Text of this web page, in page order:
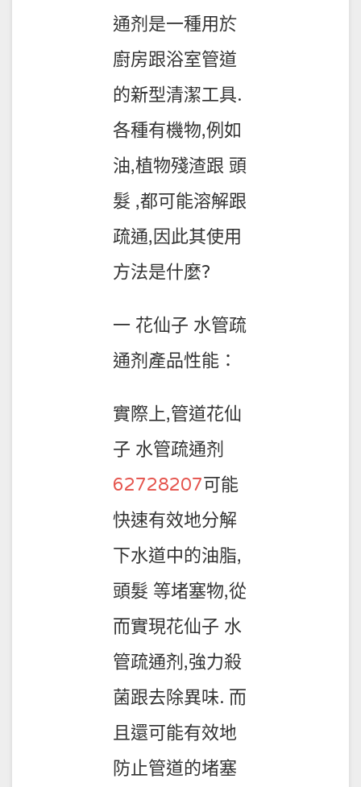
通剂是一種用於
廚房跟浴室管道
的新型清潔工具.
各種有機物,例如
油,植物殘渣跟 頭
髮 ,都可能溶解跟
疏通,因此其使用
方法是什麼?
一 花仙子 水管疏
通剂產品性能：
實際上,管道花仙
子 水管疏通剂
62728207可能
快速有效地分解
下水道中的油脂,
頭髮 等堵塞物,從
而實現花仙子 水
管疏通剂,強力殺
菌跟去除異味. 而
且還可能有效地
防止管道的堵塞